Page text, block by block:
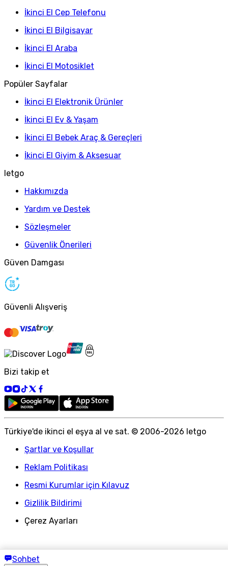
Sohbet
İkinci El Cep Telefonu
İkinci El Bilgisayar
İkinci El Araba
İkinci El Motosiklet
Popüler Sayfalar
İkinci El Elektronik Ürünler
İkinci El Ev & Yaşam
İkinci El Bebek Araç & Gereçleri
İkinci El Giyim & Aksesuar
letgo
Hakkımızda
Yardım ve Destek
Sözleşmeler
Güvenlik Önerileri
Güven Damgası
Güvenli Alışveriş
Bizi takip et
Türkiye'de ikinci el eşya al ve sat. © 2006-2026 letgo
Şartlar ve Koşullar
Reklam Politikası
Resmi Kurumlar için Kılavuz
Gizlilik Bildirimi
Çerez Ayarları